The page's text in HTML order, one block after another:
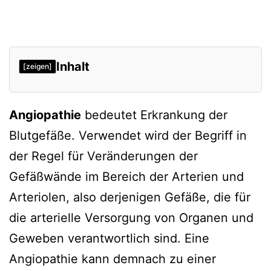
[zeigen] Inhalt
Angiopathie bedeutet Erkrankung der
Blutgefäße. Verwendet wird der Begriff in
der Regel für Veränderungen der
Gefäßwände im Bereich der Arterien und
Arteriolen, also derjenigen Gefäße, die für
die arterielle Versorgung von Organen und
Geweben verantwortlich sind. Eine
Angiopathie kann demnach zu einer